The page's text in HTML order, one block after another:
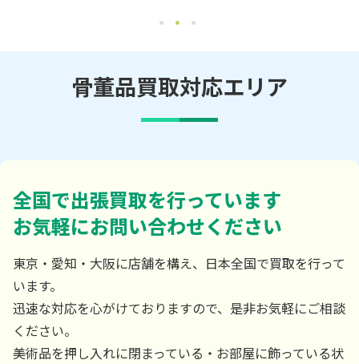
骨董品買取対応エリア
全国で出張買取を行っています
お気軽にお問い合わせください
東京・愛知・大阪に店舗を構え、日本全国で買取を行って
います。
迅速な対応を心がけておりますので、是非お気軽にご相談
ください。
美術品を押し入れに閉まっている・お部屋に飾っている状